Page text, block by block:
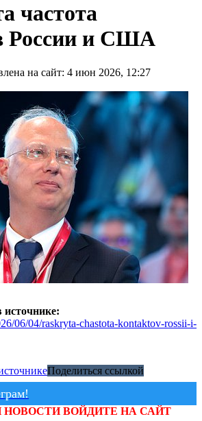
частота
России и США
на сайт: 4 июн 2026, 12:27
источнике:
06/04/raskryta-chastota-kontaktov-rossii-i-
Поделиться ссылкой
НОВОСТИ ВОЙДИТЕ НА САЙТ